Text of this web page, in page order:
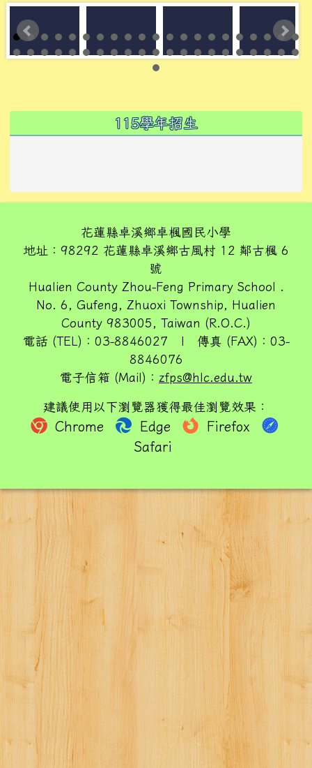
115學年招生
花蓮縣卓溪鄉卓楓國民小學
地址：98292 花蓮縣卓溪鄉古風村 12 鄰古楓 6
號
Hualien County Zhou-Feng Primary School .
No. 6, Gufeng, Zhuoxi Township, Hualien
County 983005, Taiwan (R.O.C.)
電話 (TEL)：03-8846027 | 傳真 (FAX)：03-
8846076
電子信箱 (Mail)： zfps@hlc.edu.tw
建議使用以下瀏覽器獲得最佳瀏覽效果：
Chrome Edge
Firefox
Safari